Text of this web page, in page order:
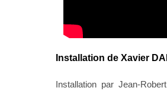
Installation de Xavier
Installation par Jean-